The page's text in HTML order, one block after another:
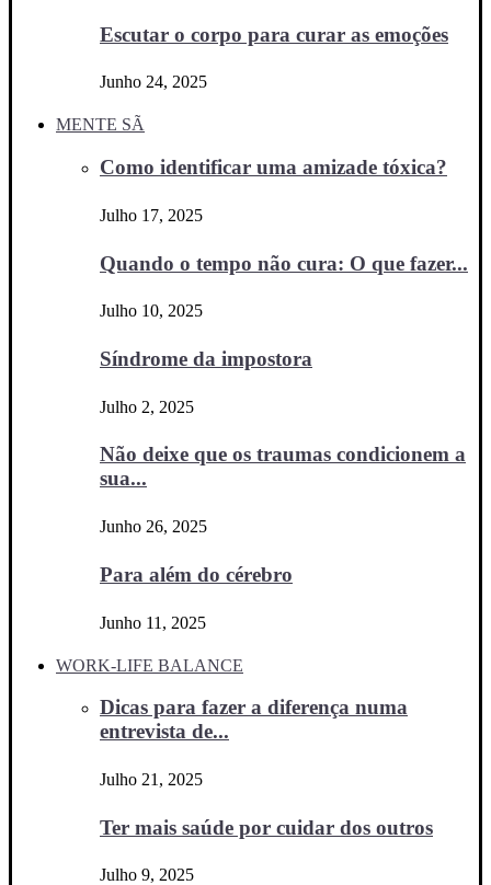
Escutar o corpo para curar as emoções
Junho 24, 2025
MENTE SÃ
Como identificar uma amizade tóxica?
Julho 17, 2025
Quando o tempo não cura: O que fazer...
Julho 10, 2025
Síndrome da impostora
Julho 2, 2025
Não deixe que os traumas condicionem a
sua...
Junho 26, 2025
Para além do cérebro
Junho 11, 2025
WORK-LIFE BALANCE
Dicas para fazer a diferença numa
entrevista de...
Julho 21, 2025
Ter mais saúde por cuidar dos outros
Julho 9, 2025